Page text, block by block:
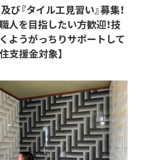
び『タイル工見習い』募集！
人を目指したい方歓迎！技
ようがっちりサポートして
支援金対象】